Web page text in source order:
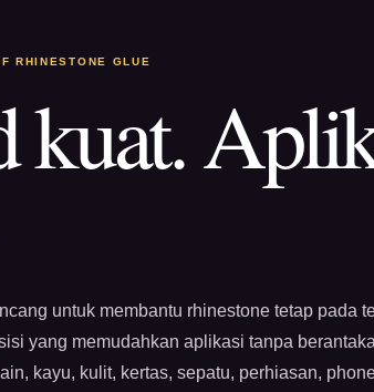
RHINESTONE GLUE
kuat.
untuk membantu rhinestone tetap pada
yang memudahkan aplikasi tanpa
kayu, kulit, kertas, sepatu, perhiasan,